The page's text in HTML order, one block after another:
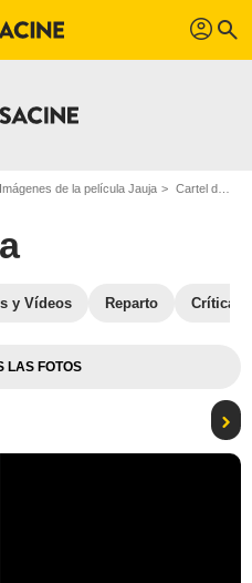
profil search
Imágenes de la película Jauja Cartel de la película Jauja - Foto 1
y Vídeos Reparto Críticas
LAS FOTOS